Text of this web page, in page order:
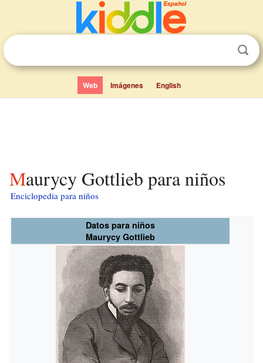
Web Imágenes English
Maurycy Gottlieb para niños
Enciclopedia para niños
Datos para niños
Maurycy Gottlieb